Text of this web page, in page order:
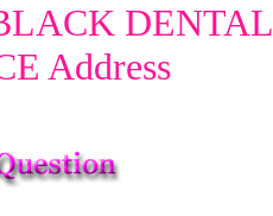
DENTAL
Address